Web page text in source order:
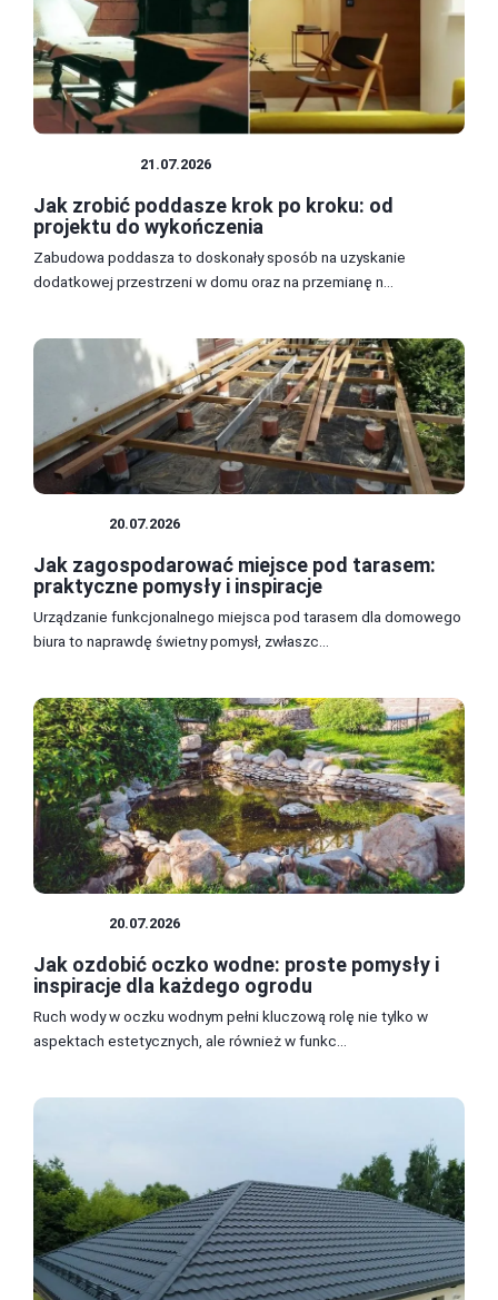
21.07.2026
Jak zrobić poddasze krok po kroku: od
projektu do wykończenia
Zabudowa poddasza to doskonały sposób na uzyskanie
dodatkowej przestrzeni w domu oraz na przemianę n...
20.07.2026
Jak zagospodarować miejsce pod tarasem:
praktyczne pomysły i inspiracje
Urządzanie funkcjonalnego miejsca pod tarasem dla domowego
biura to naprawdę świetny pomysł, zwłaszc...
20.07.2026
Jak ozdobić oczko wodne: proste pomysły i
inspiracje dla każdego ogrodu
Ruch wody w oczku wodnym pełni kluczową rolę nie tylko w
aspektach estetycznych, ale również w funkc...